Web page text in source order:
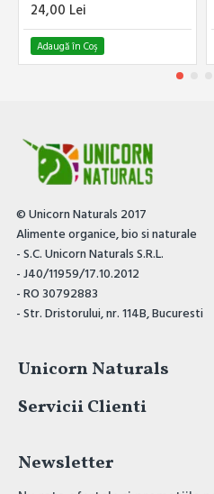
24,00 Lei
Adaugă în Coş
© Unicorn Naturals 2017
Alimente organice, bio si naturale
- S.C. Unicorn Naturals S.R.L.
- J40/11959/17.10.2012
- RO 30792883
- Str. Dristorului, nr. 114B, Bucuresti
Unicorn Naturals
Servicii Clienti
Newsletter